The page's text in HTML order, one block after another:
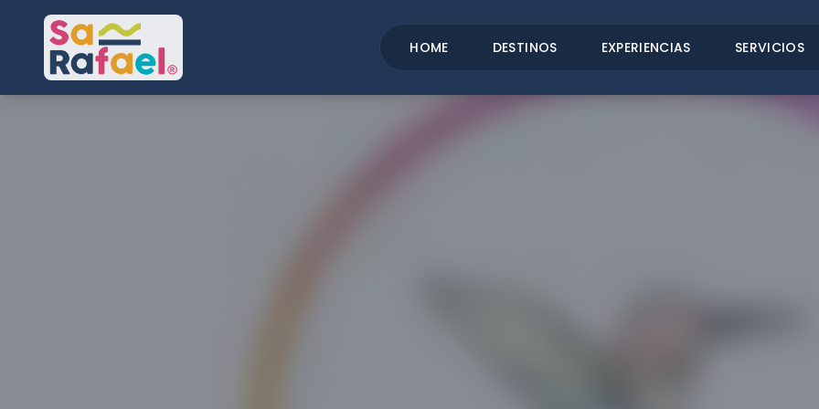
HOME DESTINOS EXPERIENCIAS SERVICIOS